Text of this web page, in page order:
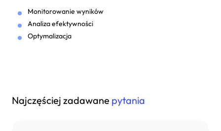
Monitorowanie wyników
Analiza efektywności
Optymalizacja
Najczęściej zadawane pytania